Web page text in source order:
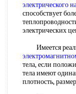
электрического
способствует
электрических
Имеется
тела, если
тела имеют
плотность,